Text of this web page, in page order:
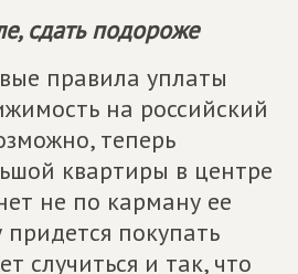
сдать подороже
правила уплаты
на российский
теперь
квартиры в центре
не по карману ее
покупать
случиться и так, что